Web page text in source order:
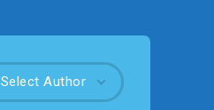
Select Author